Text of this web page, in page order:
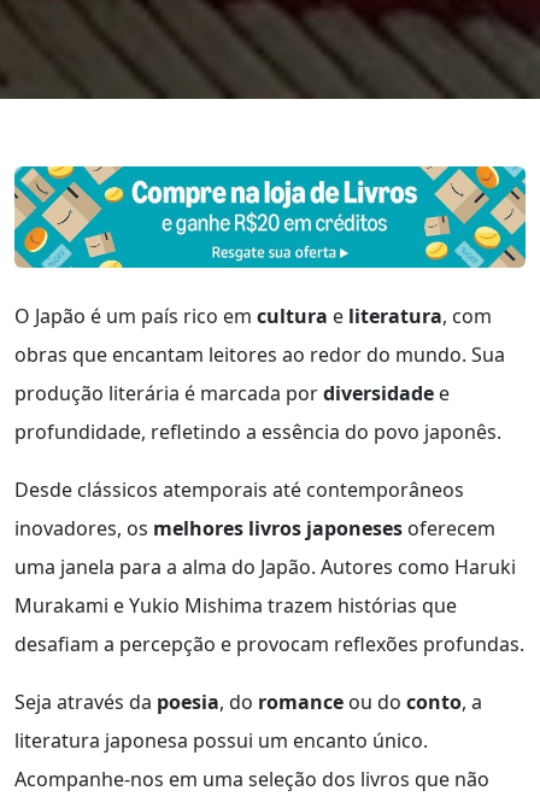
O Japão é um país rico em cultura e literatura, com
obras que encantam leitores ao redor do mundo. Sua
produção literária é marcada pordiversidade e
profundidade, refletindo a essência do povo japonês.
Desde clássicos atemporais até contemporâneos
inovadores, os melhores livros japoneses oferecem
uma janela para a alma do Japão. Autores como Haruki
Murakami e Yukio Mishima trazem histórias que
desafiam a percepção e provocam reflexões profundas.
Seja através da poesia, do romance ou do conto, a
literatura japonesa possui um encanto único.
Acompanhe-nos em uma seleção dos livros que não